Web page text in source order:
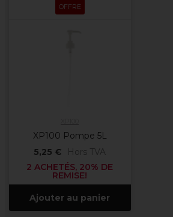
OFFRE
XP100 Pompe 5L
5,25 €
Hors TVA
2 ACHETÉS, 20% DE
REMISE!
Ajouter au panier